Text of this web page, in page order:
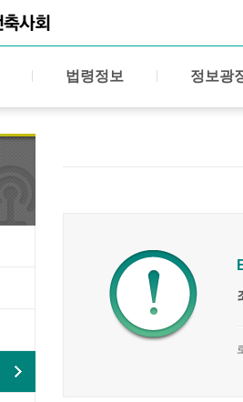
법령정보 정보광